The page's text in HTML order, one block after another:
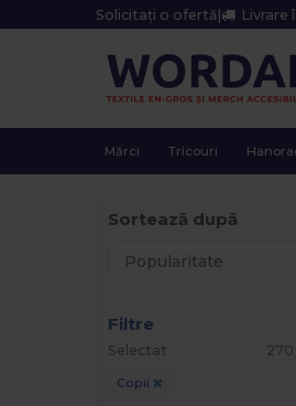
Solicitați o ofertă | Livrare
Mărci Tricouri
Sortează după
Filtre
Selectat
Copii